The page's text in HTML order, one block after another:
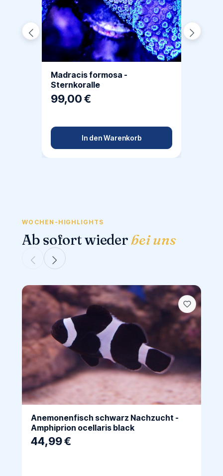
Madracis formosa -
Sternkoralle
99,00 €
In den Warenkorb
WOCHEN-HIGHLIGHTS
Ab sofort wiederbei uns
Anemonenfisch schwarz Nachzucht -
Amphiprion ocellaris black
44,99 €